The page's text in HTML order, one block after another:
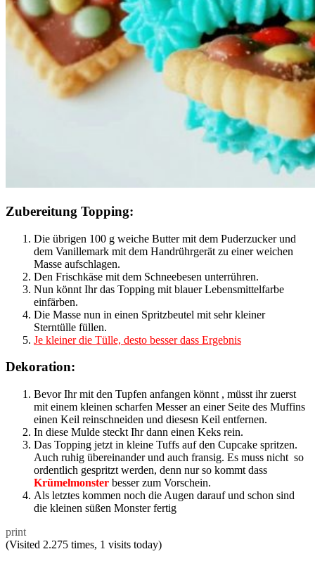
Zubereitung Topping:
Die übrigen 100 g weiche Butter mit dem Puderzucker und
dem Vanillemark mit dem Handrührgerät zu einer weichen
Masse aufschlagen.
Den Frischkäse mit dem Schneebesen unterrühren.
Nun könnt Ihr das Topping mit blauer Lebensmittelfarbe
einfärben.
Die Masse nun in einen Spritzbeutel mit sehr kleiner
Sterntülle füllen.
Je kleiner die Tülle, desto besser dass Ergebnis
Dekoration:
Bevor Ihr mit den Tupfen anfangen könnt , müsst ihr zuerst
mit einem kleinen scharfen Messer an einer Seite des Muffins
einen Keil reinschneiden und diesesn Keil entfernen.
In diese Mulde steckt Ihr dann einen Keks rein.
Das Topping jetzt in kleine Tuffs auf den Cupcake spritzen.
Auch ruhig übereinander und auch fransig. Es muss nicht so
ordentlich gespritzt werden, denn nur so kommt dass
Krümelmonster besser zum Vorschein.
Als letztes kommen noch die Augen darauf und schon sind
die kleinen süßen Monster fertig
print
(Visited 2.275 times, 1 visits today)